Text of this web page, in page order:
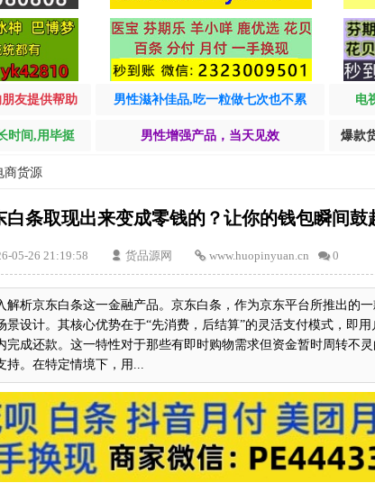
朋友提供帮助 男性滋补佳品,吃一粒做七次也不累 电
时间,用毕挺 男性增强产品，当天见效 爆款
商货源
白条取现出来变成零钱的？让你的钱包瞬间鼓
05-26 21:19:58 货品源网 www.huopinyuan.cn 0
解析京东白条这一金融产品。京东白条，作为京东平台所推出的一
景设计。其核心优势在于“先消费，后结算”的灵活支付模式，即
完成还款。这一特性对于那些有即时购物需求但资金暂时周转不
。在特定情境下，用...